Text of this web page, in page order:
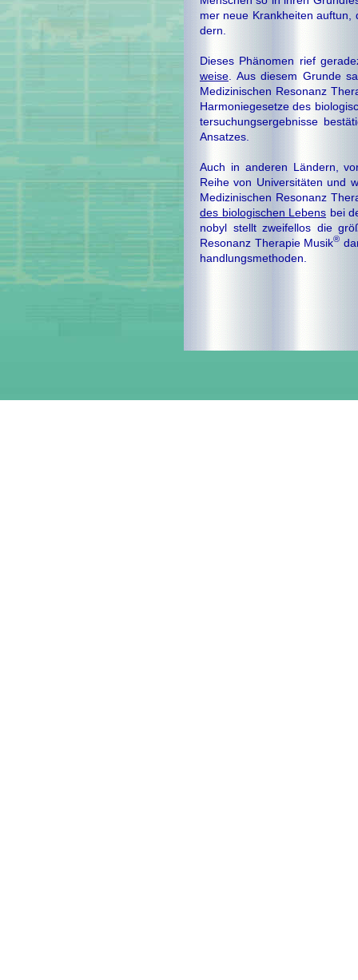
mer neue Krankheiten
dern.
Dieses Phänomen rief
wei­se . Aus diesem Grunde
Me­di­zi­ni­schen Resonanz
Har­mo­nie­ge­set­ze des
ter­su­chungs­er­geb­nis­se
An­sat­zes.
Auch in anderen Ländern,
Reihe von Universitäten und
Me­di­zi­ni­schen Resonanz
des bio­lo­gi­schen Lebens bei
no­byl stellt zwei­fel­los die
Resonanz Therapie Mu­sik®
hand­lungs­me­tho­den.